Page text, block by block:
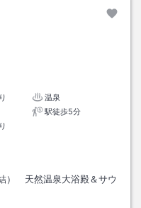
温泉
駅徒歩5分
） 天然温泉大浴殿＆サウ